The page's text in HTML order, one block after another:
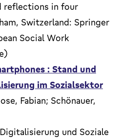
reflections in four
Switzerland: Springer
Social Work
: Stand und
im Sozialsektor
Fabian; Schönauer,
und Soziale